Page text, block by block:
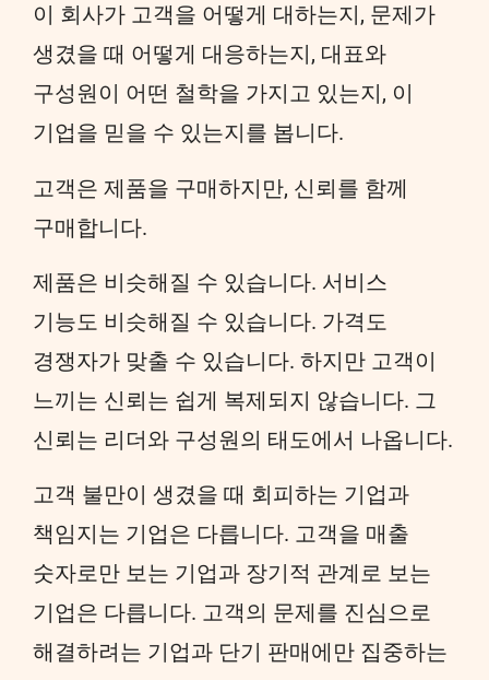
이 회사가 고객을 어떻게 대하는지, 문제가
생겼을 때 어떻게 대응하는지, 대표와
구성원이 어떤 철학을 가지고 있는지, 이
기업을 믿을 수 있는지를 봅니다.
고객은 제품을 구매하지만, 신뢰를 함께
구매합니다.
제품은 비슷해질 수 있습니다. 서비스
기능도 비슷해질 수 있습니다. 가격도
경쟁자가 맞출 수 있습니다. 하지만 고객이
느끼는 신뢰는 쉽게 복제되지 않습니다. 그
신뢰는 리더와 구성원의 태도에서 나옵니다.
고객 불만이 생겼을 때 회피하는 기업과
책임지는 기업은 다릅니다. 고객을 매출
숫자로만 보는 기업과 장기적 관계로 보는
기업은 다릅니다. 고객의 문제를 진심으로
해결하려는 기업과 단기 판매에만 집중하는